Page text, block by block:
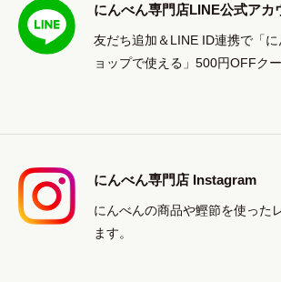
にんべん専門店LINE公式アカ
友だち追加＆LINE ID連携で「
ョップで使える」500円OFFク
にんべん専門店 Instagram
にんべんの商品や鰹節を使った
ます。